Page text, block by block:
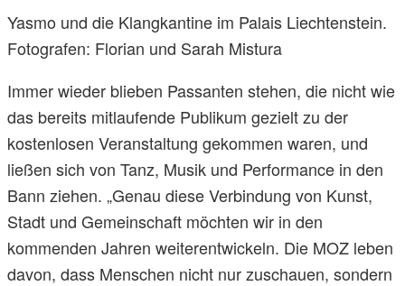
Yasmo und die Klangkantine im Palais Liechtenstein.
Fotografen: Florian und Sarah Mistura
Immer wieder blieben Passanten stehen, die nicht wie
das bereits mitlaufende Publikum gezielt zu der
kostenlosen Veranstaltung gekommen waren, und
ließen sich von Tanz, Musik und Performance in den
Bann ziehen. „Genau diese Verbindung von Kunst,
Stadt und Gemeinschaft möchten wir in den
kommenden Jahren weiterentwickeln. Die MOZ leben
davon, dass Menschen nicht nur zuschauen, sondern